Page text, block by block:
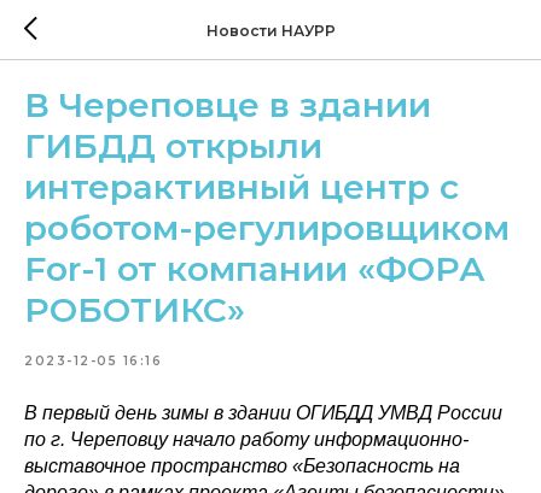
Новости НАУРР
В Череповце в здании
ГИБДД открыли
интерактивный центр с
роботом-регулировщиком
For-1 от компании «ФОРА
РОБОТИКС»
2023-12-05 16:16
В первый день зимы в здании ОГИБДД УМВД России
по г. Череповцу начало работу информационно-
выставочное пространство «Безопасность на